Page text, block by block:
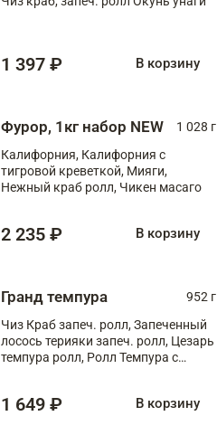
1 397 ₽ В корзину
Фурор, 1кг набор NEW
1 028 г
Калифорния, Калифорния с
тигровой креветкой, Мияги,
Нежный краб ролл, Чикен масаго
2 235 ₽ В корзину
Гранд темпура
952 г
Чиз Краб запеч. ролл, Запеченный
лосось терияки запеч. ролл, Цезарь
темпура ролл, Ролл Темпура с
1 649 ₽ В корзину